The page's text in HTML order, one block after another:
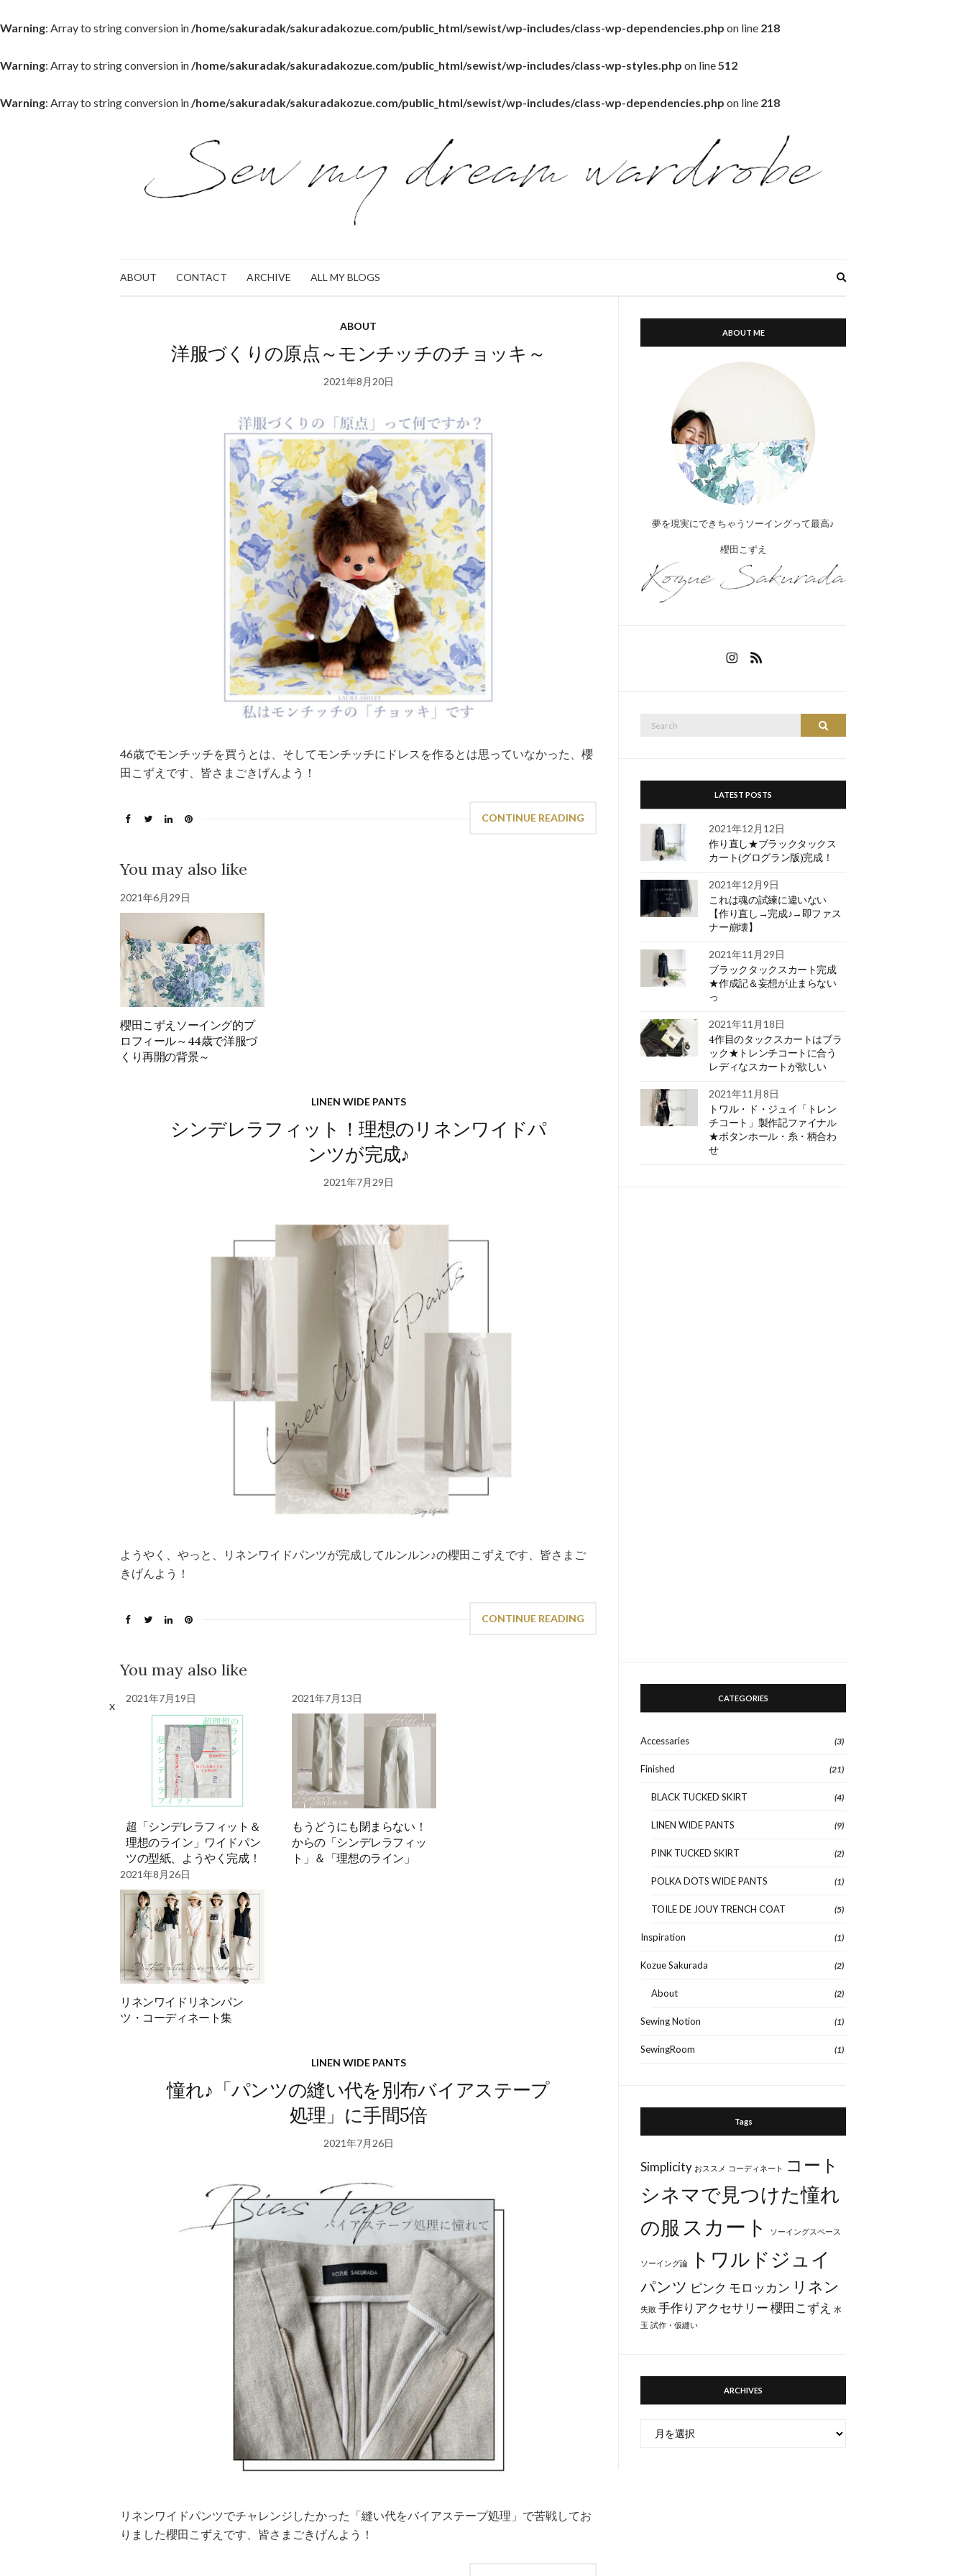
Warning: Array to string conversion in/home/sakuradak/sakuradakozue.com/public_html/sewist/wp-includes/class-wp-dependencies.php on line 218
Warning: Array to string conversion in/home/sakuradak/sakuradakozue.com/public_html/sewist/wp-includes/class-wp-styles.php on line512
Warning: Array to string conversion in/home/sakuradak/sakuradakozue.com/public_html/sewist/wp-includes/class-wp-dependencies.php on line 218
ABOUT CONTACT ARCHIVE ALL MY BLOGS
ABOUT
洋服づくりの原点～モンチッチのチョッキ～
2021年8月20日
46歳でモンチッチを買うとは、そしてモンチッチにドレスを作るとは思っていなかった、櫻
田こずえです、皆さまごきげんよう！
CONTINUE READING
You may also like
2021年6月29日
櫻田こずえソーイング的プ
ロフィール～44歳で洋服づ
くり再開の背景～
LINEN WIDE PANTS
シンデレラフィット！理想のリネンワイドパ
ンツが完成♪
2021年7月29日
ようやく、やっと、リネンワイドパンツが完成してルンルン♪の櫻田こずえです、皆さまご
きげんよう！
CONTINUE READING
You may also like
x
2021年7月19日
超「シンデレラフィット＆
理想のライン」ワイドパン
ツの型紙、ようやく完成！
2021年7月13日
もうどうにも閉まらない！
からの「シンデレラフィッ
ト」＆「理想のライン」
2021年8月26日
リネンワイドリネンパン
ツ・コーディネート集
LINEN WIDE PANTS
憧れ♪「パンツの縫い代を別布バイアステープ
処理」に手間5倍
2021年7月26日
リネンワイドパンツでチャレンジしたかった「縫い代をバイアステープ処理」で苦戦してお
りました櫻田こずえです、皆さまごきげんよう！
ABOUT ME
夢を現実にできちゃうソーイングって最高♪
櫻田こずえ
SEARCH
LATEST POSTS
2021年12月12日
作り直し★ブラックタックス
カート(グログラン版)完成！
2021年12月9日
これは魂の試練に違いない
【作り直し→完成♪→即ファス
ナー崩壊】
2021年11月29日
ブラックタックスカート完成
★作成記＆妄想が止まらない
っ
2021年11月18日
4作目のタックスカートはブラ
ック★トレンチコートに合う
レディなスカートが欲しい
2021年11月8日
トワル・ド・ジュイ「トレン
チコート」製作記ファイナル
★ボタンホール・糸・柄合わ
せ
CATEGORIES
Accessaries (3)
Finished (21)
BLACK TUCKED SKIRT (4)
LINEN WIDE PANTS (9)
PINK TUCKED SKIRT (2)
POLKA DOTS WIDE PANTS (1)
TOILE DE JOUY TRENCH COAT (5)
Inspiration (1)
Kozue Sakurada (2)
About (2)
Sewing Notion (1)
SewingRoom (1)
Tags
Simplicity おススメ コーディネート コート
シネマで見つけた憧れ
の服 スカート ソーイングスペース
ソーイング論 トワルドジュイ
パンツ ピンク モロッカン リネン
失敗 手作りアクセサリー 櫻田こずえ
水
玉 試作・仮縫い
ARCHIVES